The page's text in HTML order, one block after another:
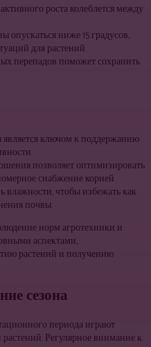
роста колеблется между
ниже 15 градусов,
для растений.
перепадов поможет сохранить
ключом к поддержанию
позволяет оптимизировать
снабжение корней.
влажности, чтобы избежать как
почвы.
норм агротехники и
аспектами,
растений и получению
сезона
периода играют
Регулярное внимание к